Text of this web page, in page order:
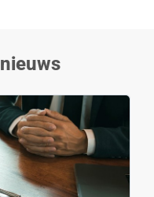
nieuws